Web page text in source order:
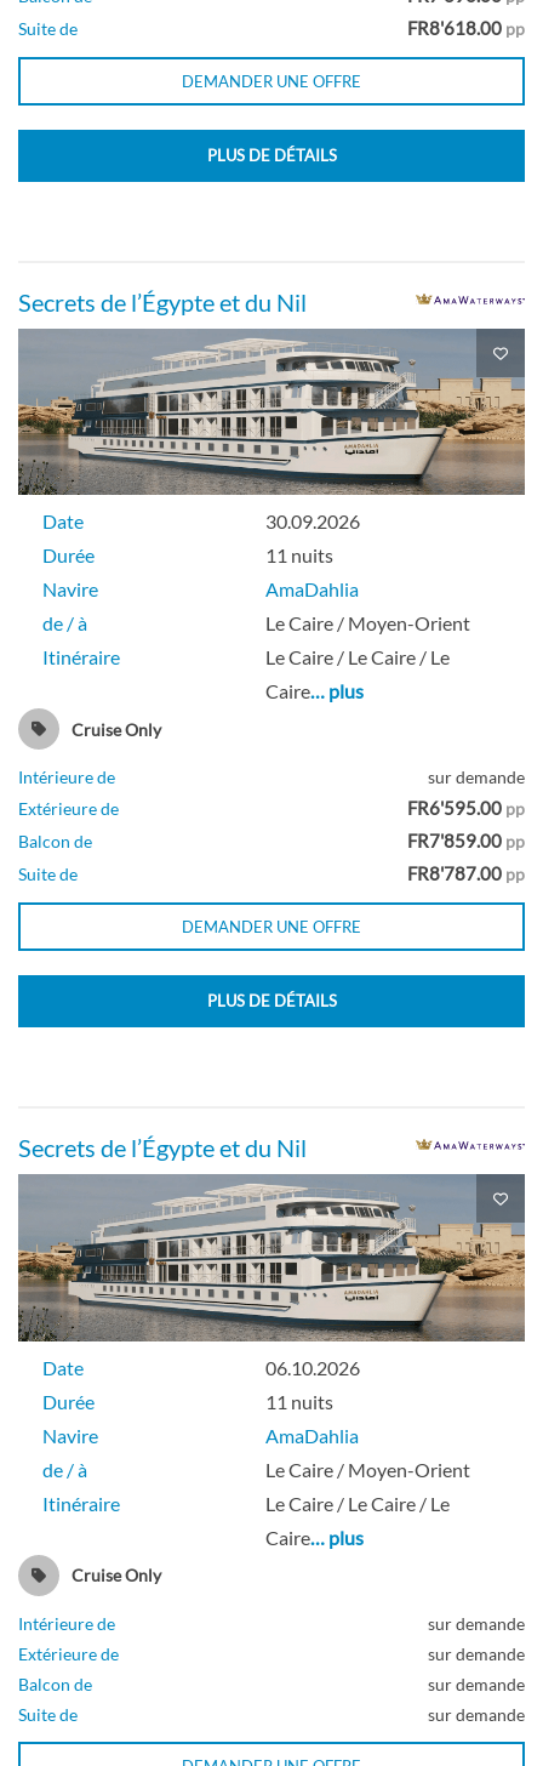
Suite de
FR8'618.00 pp
DEMANDER UNE OFFRE
PLUS DE DÉTAILS
Secrets de l’Égypte et du Nil
Date
30.09.2026
Durée
11 nuits
Navire
AmaDahlia
de / à
Le Caire / Moyen-Orient
Itinéraire
Le Caire / Le Caire / Le
Caire… plus
Cruise Only
Intérieure de
sur demande
Extérieure de
FR6'595.00 pp
Balcon de
FR7'859.00 pp
Suite de
FR8'787.00 pp
DEMANDER UNE OFFRE
PLUS DE DÉTAILS
Secrets de l’Égypte et du Nil
Date
06.10.2026
Durée
11 nuits
Navire
AmaDahlia
de / à
Le Caire / Moyen-Orient
Itinéraire
Le Caire / Le Caire / Le
Caire… plus
Cruise Only
Intérieure de
sur demande
Extérieure de
sur demande
Balcon de
sur demande
Suite de
sur demande